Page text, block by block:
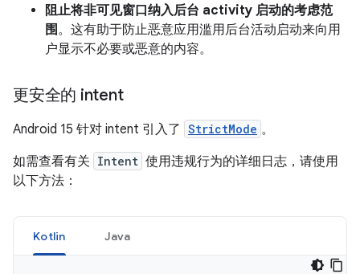
阻止将非可见窗口纳入后台 activity 启动的考虑范
围。这有助于防止恶意应用滥用后台活动启动来向用
户显示不必要或恶意的内容。
更安全的 intent
Android 15 针对 intent 引入了 StrictMode 。
如需查看有关 Intent 使用违规行为的详细日志，请使用
以下方法：
Kotlin Java